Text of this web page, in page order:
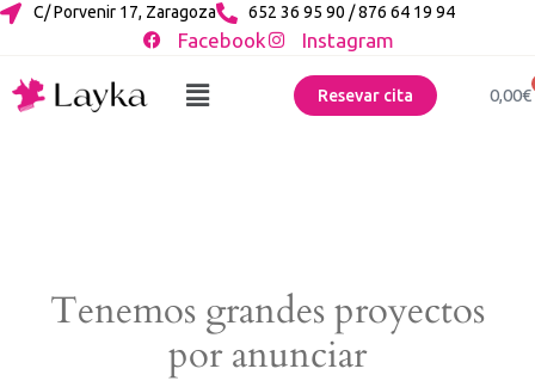
C/ Porvenir 17, Zaragoza 652 36 95 90 / 876 64 19 94
Facebook Instagram
Resevar cita 0,00€
Tenemos grandes proyectos
por anunciar